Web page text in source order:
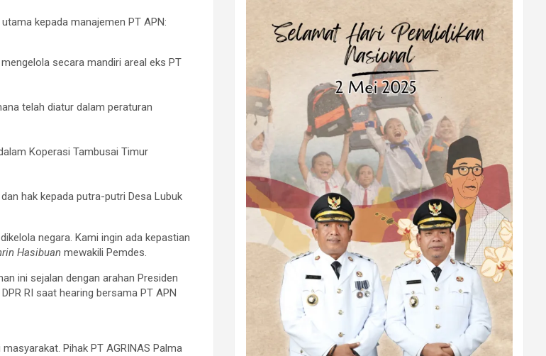
kepada manajemen PT APN:
secara mandiri areal eks PT
telah diatur dalam peraturan
Koperasi Tambusai Timur
hak kepada putra-putri Desa Lubuk
negara. Kami ingin ada kepastian
Hasibuan mewakili Pemdes.
ini sejalan dengan arahan Presiden
RI saat hearing bersama PT APN
Pihak PT AGRINAS Palma